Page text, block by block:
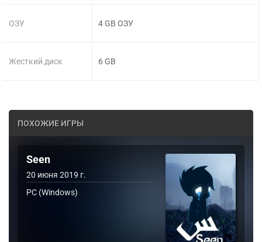
ОЗУ
Жесткий диск
4 GB ОЗУ
6 GB
ПОХОЖИЕ ИГРЫ
Seen
20 июня 2019 г.
PC (Windows)